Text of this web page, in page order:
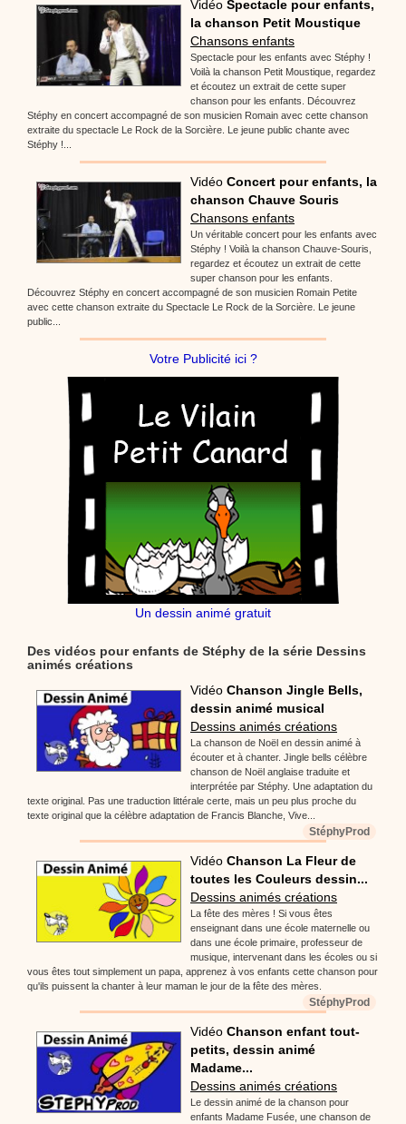
Vidéo Spectacle pour enfants,
la chanson Petit Moustique
Chansons enfants
Spectacle pour les enfants avec Stéphy !
Voilà la chanson Petit Moustique, regardez
et écoutez un extrait de cette super
chanson pour les enfants. Découvrez
Stéphy en concert accompagné de son musicien Romain avec cette chanson
extraite du spectacle Le Rock de la Sorcière. Le jeune public chante avec
Stéphy !...
Vidéo Concert pour enfants, la
chanson Chauve Souris
Chansons enfants
Un véritable concert pour les enfants avec
Stéphy ! Voilà la chanson Chauve-Souris,
regardez et écoutez un extrait de cette
super chanson pour les enfants.
Découvrez Stéphy en concert accompagné de son musicien Romain Petite
avec cette chanson extraite du Spectacle Le Rock de la Sorcière. Le jeune
public...
Votre Publicité ici ?
Un dessin animé gratuit
Des vidéos pour enfants de Stéphy de la série Dessins
animés créations
Vidéo Chanson Jingle Bells,
dessin animé musical
Dessins animés créations
La chanson de Noël en dessin animé à
écouter et à chanter. Jingle bells célèbre
chanson de Noël anglaise traduite et
interprétée par Stéphy. Une adaptation du
texte original. Pas une traduction littérale certe, mais un peu plus proche du
texte original que la célèbre adaptation de Francis Blanche, Vive...
StéphyProd
Vidéo Chanson La Fleur de
toutes les Couleurs dessin...
Dessins animés créations
La fête des mères ! Si vous êtes
enseignant dans une école maternelle ou
dans une école primaire, professeur de
musique, intervenant dans les écoles ou si
vous êtes tout simplement un papa, apprenez à vos enfants cette chanson pour
qu'ils puissent la chanter à leur maman le jour de la fête des mères.
StéphyProd
Vidéo Chanson enfant tout-
petits, dessin animé
Madame...
Dessins animés créations
Le dessin animé de la chanson pour
enfants Madame Fusée, une chanson de